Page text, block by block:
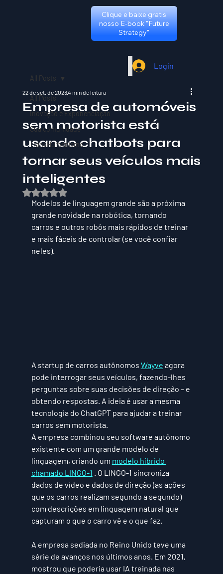
Clique e baixe gratis
nosso E-book "Future
Strategy"
Login
All Posts
Inovação e Exponenciação
Sua comunidade
TransHumanismo
All Posts
Empresa de automóveis
sem motorista está
usando chatbots para
tornar seus veículos mais
inteligentes
22 de set. de 20234 min de leitura
Avaliado com NaN de 5 estrelas.
Modelos de linguagem grande são a próxima
grande novidade na robótica, tornando
carros e outros robôs mais rápidos de treinar
e mais fáceis de controlar (se você confiar
neles).
A startup de carros autônomos Wayve agora
pode interrogar seus veículos, fazendo-lhes
perguntas sobre suas decisões de direção – e
obtendo respostas. A ideia é usar a mesma
tecnologia do ChatGPT para ajudar a treinar
carros sem motorista.
A empresa combinou seu software autônomo
existente com um grande modelo de
linguagem, criando um modelo híbrido
chamado LINGO-1 . O LINGO-1 sincroniza
dados de vídeo e dados de direção (as ações
que os carros realizam segundo a segundo)
com descrições em linguagem natural que
capturam o que o carro vê e o que faz.
A empresa sediada no Reino Unido teve uma
série de avanços nos últimos anos. Em 2021,
mostrou que poderia usar IA treinada nas